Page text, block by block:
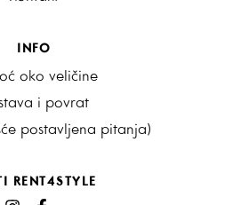
INFO
oko veličine
i povrat
postavljena pitanja)
RENT4STYLE